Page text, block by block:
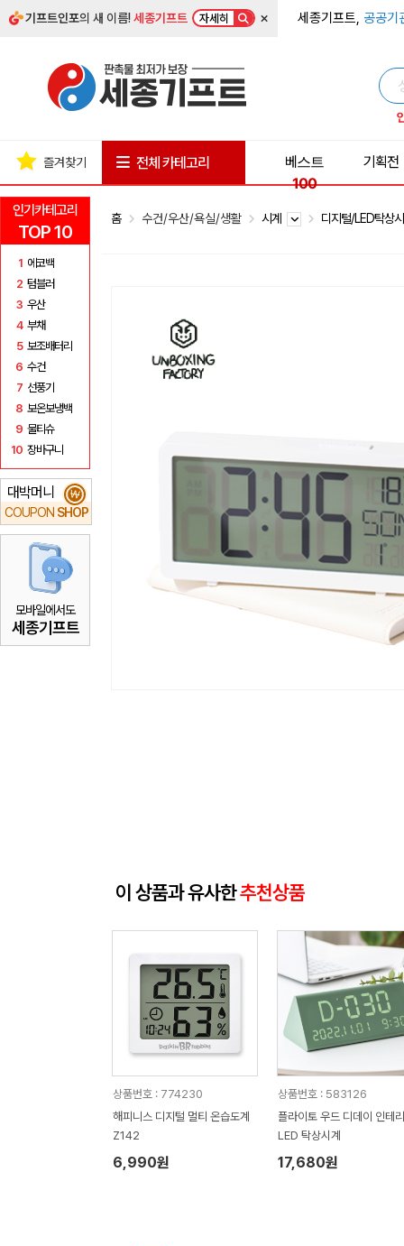
기프트인포의 새 이름!세종기프트 자세히 × 세종기프트, 공공기
인기카테고리
TOP 10
1 에코백
2 텀블러
3 우산
4 부채
5 보조배터리
6 수건
7 선풍기
8 보온보냉백
9 물티슈
10 장바구니
대박머니
COUPON SHOP
₩
모바일에서도
세종기프트
즐겨찾기 전체 카테고리
베스트
100
기획전
홈 수건/우산/욕실/생활 시계 디지털/LED탁상
이 상품과 유사한추천상품
상품번호 : 774230
해피니스 디지털 멀티 온습도계
Z142
6,990원
상품번호 : 583126
플라이토 우드 디데이 인테리어
LED 탁상시계
17,680원